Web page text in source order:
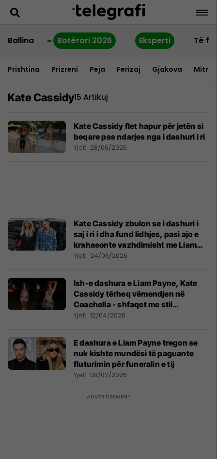
Ballina Botërori 2026 Eksperti Të
Prishtina Prizreni Peja Ferizaj Gjakova
Kate Cassidy15 Artikuj
Kate Cassidy flet hapur për jetën si
beqare pas ndarjes nga i dashuri i ri
Yjet 28/06/2026
Kate Cassidy zbulon se i dashuri i
saj i ri i dha fund lidhjes, pasi ajo e
krahasonte vazhdimisht me Liam
Payne
Yjet 24/06/2026
Ish-e dashura e Liam Payne, Kate
Cassidy tërheq vëmendjen në
Coachella - shfaqet me stil
provokues
Yjet 12/04/2026
E dashura e Liam Payne tregon se
nuk kishte mundësi të paguante
fluturimin për funeralin e tij
Yjet 08/02/2026